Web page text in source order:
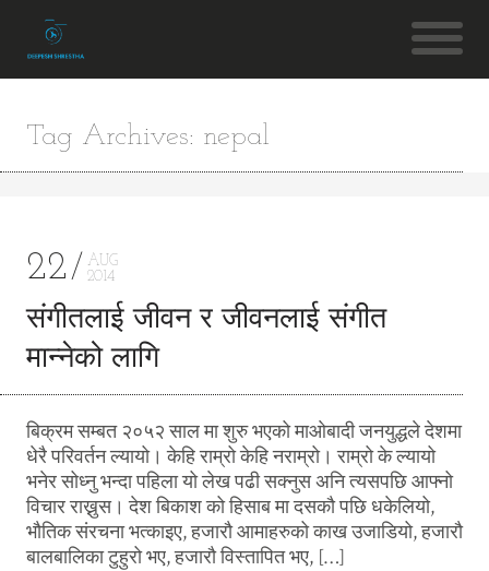
Tag Archives: nepal
22
AUG
2014
संगीतलाई जीवन र जीवनलाई संगीत
मान्नेको लागि
बिक्रम सम्बत २०५२ साल मा शुरु भएको माओबादी जनयुद्धले देशमा
धेरै परिवर्तन ल्यायो। केहि राम्रो केहि नराम्रो। राम्रो के ल्यायो
भनेर सोध्नु भन्दा पहिला यो लेख पढी सक्नुस अनि त्यसपछि आफ्नो
विचार राख्नुस। देश बिकाश को हिसाब मा दसकौ पछि धकेलियो,
भौतिक संरचना भत्काइए, हजारौ आमाहरुको काख उजाडियो, हजारौ
बालबालिका टुहुरो भए, हजारौ विस्तापित भए, […]